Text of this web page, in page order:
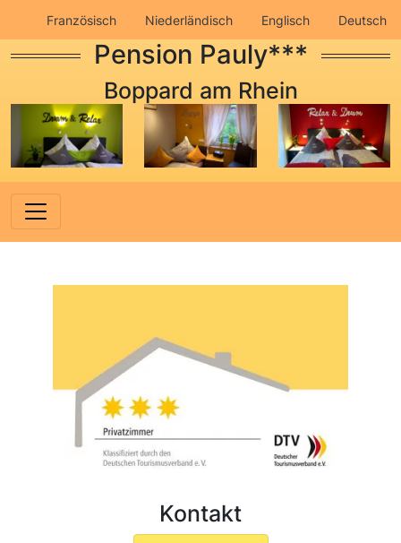
Französisch Niederländisch Englisch Deutsch
Impressum Datenschutz
Pension Pauly***
Boppard am Rhein
Kontakt